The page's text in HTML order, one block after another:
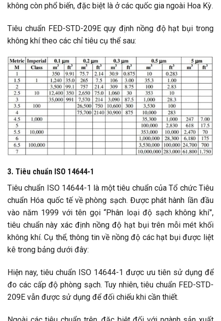
không còn phổ biến, đặc biệt là ở các quốc gia ngoài Hoa Kỳ.
Tiêu chuẩn FED-STD-209E quy định nồng độ hạt bụi trong
không khí theo các chỉ tiêu cụ thể sau:
3. Tiêu chuẩn ISO 14644-1
Tiêu chuẩn ISO 14644-1 là một tiêu chuẩn của Tổ chức Tiêu
chuẩn Hóa quốc tế về phòng sạch. Được phát hành lần đầu
vào năm 1999 với tên gọi “Phân loại độ sạch không khí”,
tiêu chuẩn này xác định nồng độ hạt bụi trên mỗi mét khối
không khí. Cụ thể, thông tin về nồng độ các hạt bụi được liệt
kê trong bảng dưới đây:
Hiện nay, tiêu chuẩn ISO 14644-1 được ưu tiên sử dụng để
đo các cấp độ phòng sạch. Tuy nhiên, tiêu chuẩn FED-STD-
209E vẫn được sử dụng để đối chiếu khi cần thiết.